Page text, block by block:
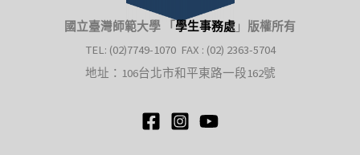
國立臺灣師範大學 「 學生事務處 」 版權所有
TEL: (02)7749-1070 FAX : (02) 2363-5704
地址：106台北市和平東路一段162號